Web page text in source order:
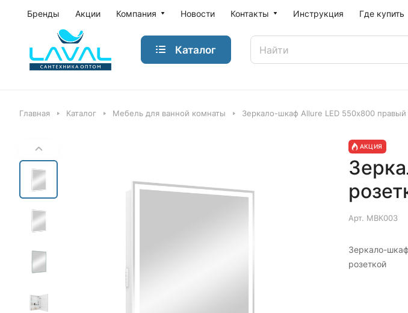
Бренды Акции Компания Новости Контакты Инструкция Где купить
Каталог
Главная Каталог Мебель для ванной комнаты Зеркало-шкаф Allure LED 550х800 правый
АКЦИЯ
Арт. МВК003
Зеркало-
розеткой